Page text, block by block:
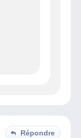
Répondre